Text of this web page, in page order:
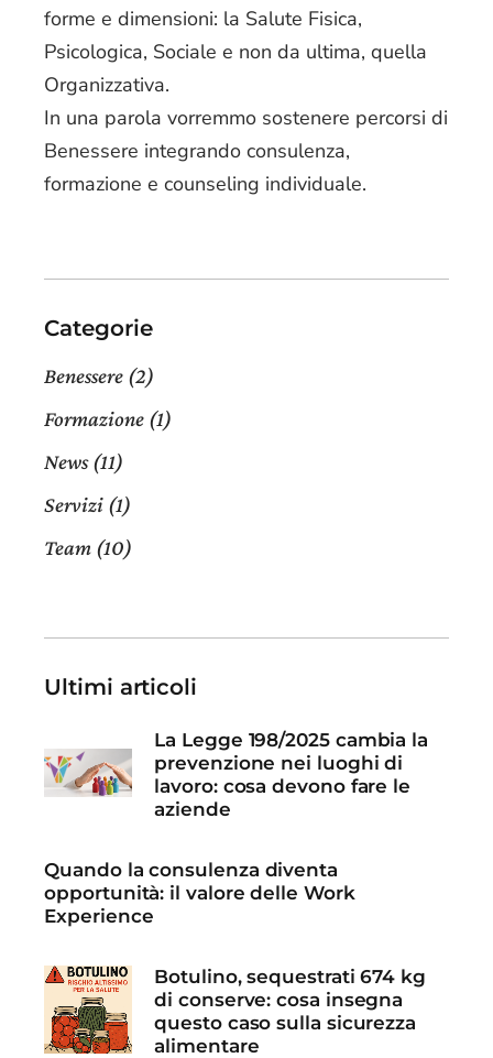
forme e dimensioni: la Salute Fisica,
Psicologica, Sociale e non da ultima, quella
Organizzativa.
In una parola vorremmo sostenere percorsi di
Benessere integrando consulenza,
formazione e counseling individuale.
Categorie
Benessere (2)
Formazione (1)
News(11)
Servizi (1)
Team (10)
Ultimi articoli
La Legge 198/2025 cambia la
prevenzione nei luoghi di
lavoro: cosa devono fare le
aziende
Quando la consulenza diventa
opportunità: il valore delle Work
Experience
Botulino, sequestrati 674 kg
di conserve: cosa insegna
questo caso sulla sicurezza
alimentare